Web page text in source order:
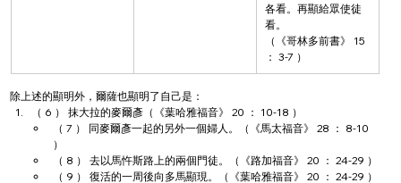
各看。再顯給眾使徒
看。
（《哥林多前書》 15
： 3-7 ）
除上述的顯明外，爾薩也顯明了自己是：
（ 6 ） 抹大拉的麥爾彥（《葉哈雅福音》 20 ： 10-18 ）
（ 7 ） 同麥爾彥一起的另外一個婦人。（《馬太福音》 28 ： 8-10
）
（ 8 ） 去以馬忤斯路上的兩個門徒。（《路加福音》 20 ： 24-29 ）
（ 9 ） 復活的一周後向多馬顯現。（《葉哈雅福音》 20 ： 24-29 ）